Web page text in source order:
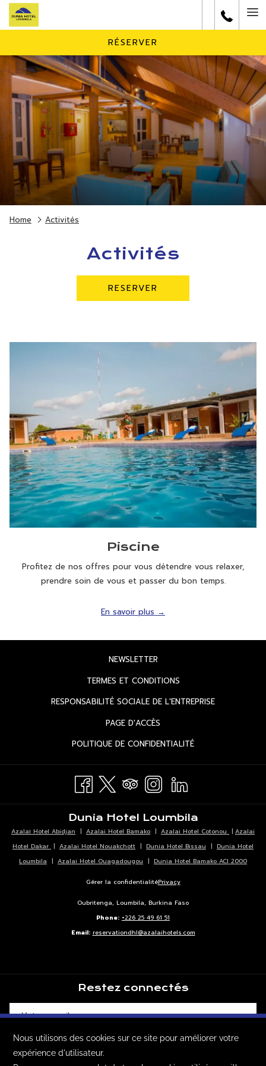
En utilisant notre site Web, vous consentez à notre
utilisation des cookies conformément à notre
RÉSERVER
Home Activités
Activités
RESERVER
Piscine
Profitez de nos offres pour vous détendre vous relaxer,
prendre soin de vous et passer du bon temps.
En savoir plus
NEWSLETTEROUVRIR
NOUVEL
TERMES ET CONDITIONSOUVRIR
ONGLET
RESPONSABILITÉ SOCIALE DE L'ENTREPRISEOUVRIR
PAGE D'ACCÈS
NOUVEL
ONGLET
POLITIQUE DE CONFIDENTIALITÉOUVRIR
Dunia Hotel Loumbila
Azalaï Hotel Abidjan | Azalai Hotel Bamako | Azalai Hotel Cotonou | Azalai
Hotel Dakar | Azalai Hotel Nouakchott | Dunia Hotel Bissau | Dunia Hotel
Loumbila | Azalai Hotel Ouagadougou | Dunia Hotel Bamako ACI 2000
Gérer la confidentialitéPrivacy
Oubritenga, Loumbila, Burkina Faso
Phone: +226 25 49 61 51
Email: reservationdhl@azalaihotels.com
Restez connectés